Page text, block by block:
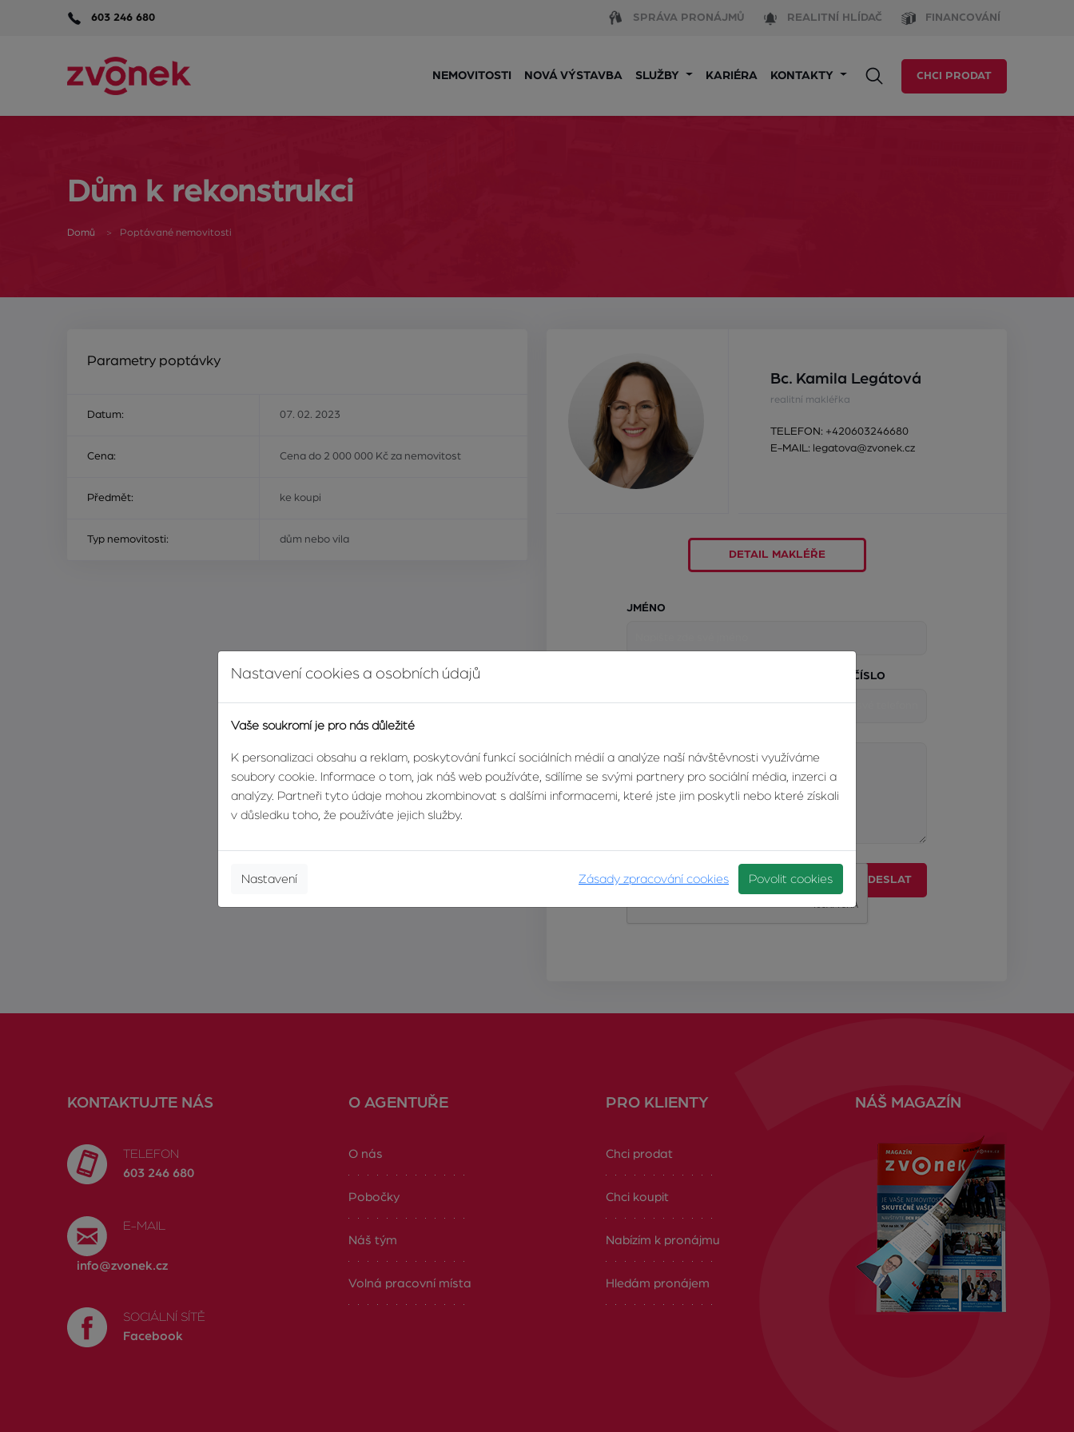
603 246 680 SPRÁVA PRONÁJMŮ REALITNÍ HLÍDAČ FINANCOVÁNÍ
NEMOVITOSTI NOVÁ VÝSTAVBA SLUŽBY KARIÉRA KONTAKTY CHCI PRODAT
Dům k rekonstrukci
Domů Poptávané nemovitosti
Parametry poptávky
Datum: 07. 02. 2023
Cena: Cena do 2 000 000 Kč za nemovitost
Předmět: ke koupi
Typ nemovitosti: dům nebo vila
Bc. Kamila Legátová
realitní makléřka
TELEFON: +420603246680
E-MAIL: legatova@zvonek.cz
DETAIL MAKLÉŘE
JMÉNO
TELEFONNÍ ČÍSLO
ODESLAT
KONTAKTUJTE NÁS
TELEFON
603 246 680
E-MAIL
info@zvonek.cz
SOCIÁLNÍ SÍTĚ
Facebook
O AGENTUŘE
O nás
Pobočky
Náš tým
Volná pracovní místa
PRO KLIENTY
Chci prodat
Chci koupit
Nabízím k pronájmu
Hledám pronájem
NÁŠ MAGAZÍN
Nastavení cookies a osobních údajů
Vaše soukromí je pro nás důležité
K personalizaci obsahu a reklam, poskytování funkcí sociálních médií a analýze naší návštěvnosti využíváme
soubory cookie. Informace o tom, jak náš web používáte, sdílíme se svými partnery pro sociální média, inzerci a
analýzy. Partneři tyto údaje mohou zkombinovat s dalšími informacemi, které jste jim poskytli nebo které získali
v důsledku toho, že používáte jejich služby.
Zásady zpracování cookies
Nastavení Povolit cookies